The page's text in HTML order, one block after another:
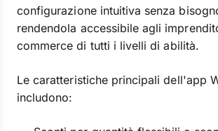
configurazione intuitiva senza
rendendola accessibile agli
commerce di tutti i livelli di abilità.
Le caratteristiche principali dell'app
includono: